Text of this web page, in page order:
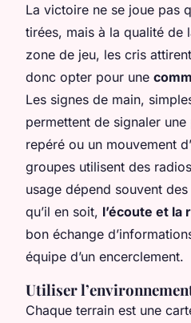
La victoire ne se joue pas
tirées, mais à la qualité de
zone de jeu, les cris
donc opter pour une
Les signes de main,
permettent de signaler
repéré ou un mouvement
groupes utilisent des
usage dépend souvent
qu’il en soit, l’écoute et la
bon échange
équipe d’un encerclement.
Utiliser
Chaque terrain est une